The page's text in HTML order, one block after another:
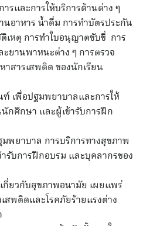
รและการให้บริการด้านต่าง ๆ
อาหาร น้ำดื่ม การทำบัตรประกัน
เหตุ การทำใบอนุญาตขับขี่ การ
ยานพาหนะต่าง ๆ การตรวจ
สารเสพติด ของนักเรียน
ฑ์ เพื่อปฐมพยาบาลและการให้
กศึกษา และผู้เข้ารับการฝึก
พยาบาล การบริการทางสุขภาพ
รับการฝึกอบรม และบุคลากรของ
กี่ยวกับสุขภาพอนามัย เผยแพร่
สพติดและโรคภัยร้ายแรงต่าง